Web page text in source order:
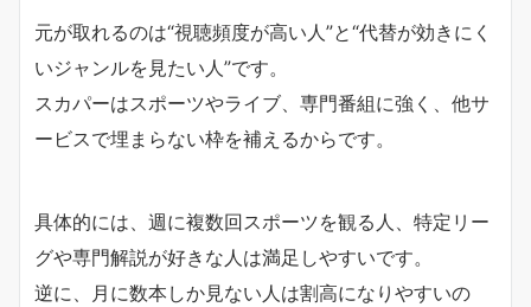
元が取れるのは“視聴頻度が高い人”と“代替が効きにく
いジャンルを見たい人”です。
スカパーはスポーツやライブ、専門番組に強く、他サ
ービスで埋まらない枠を補えるからです。
具体的には、週に複数回スポーツを観る人、特定リー
グや専門解説が好きな人は満足しやすいです。
逆に、月に数本しか見ない人は割高になりやすいの